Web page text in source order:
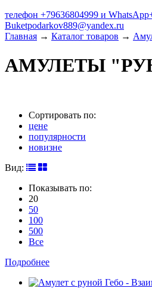
телефон +79636804999 и
Buketpodarkov889@yandex.ru
Главная → Каталог товаров →
АМУЛЕТЫ
Сортировать по:
цене
популярности
новизне
Вид:
Показывать по:
20
50
100
500
Все
Подробнее